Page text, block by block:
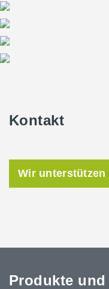
Kontakt
Wir unterstützen
Produkte